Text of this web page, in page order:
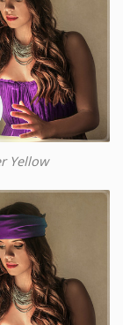
Yellow